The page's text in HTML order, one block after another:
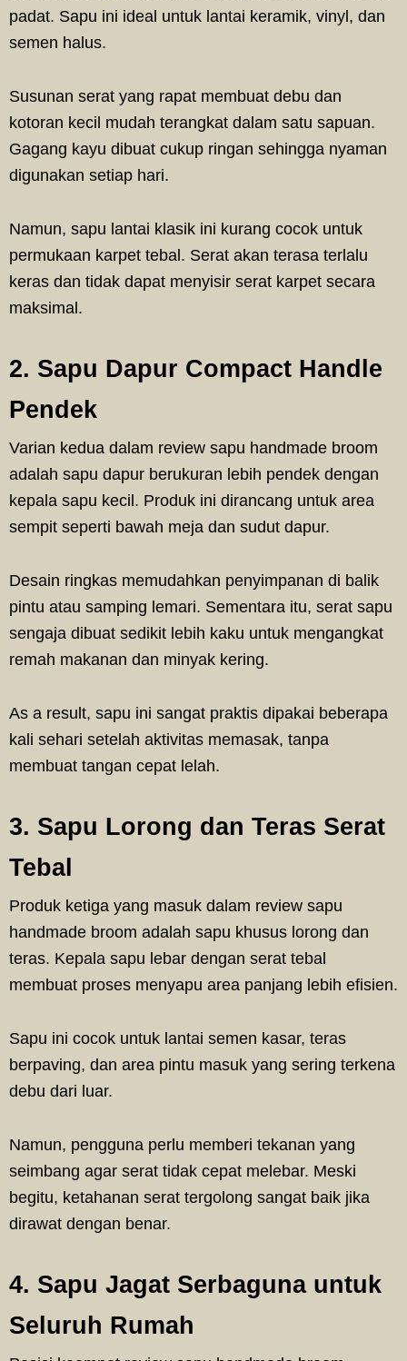
padat. Sapu ini ideal untuk lantai keramik, vinyl, dan
semen halus.
Susunan serat yang rapat membuat debu dan
kotoran kecil mudah terangkat dalam satu sapuan.
Gagang kayu dibuat cukup ringan sehingga nyaman
digunakan setiap hari.
Namun, sapu lantai klasik ini kurang cocok untuk
permukaan karpet tebal. Serat akan terasa terlalu
keras dan tidak dapat menyisir serat karpet secara
maksimal.
2. Sapu Dapur Compact Handle
Pendek
Varian kedua dalam review sapu handmade broom
adalah sapu dapur berukuran lebih pendek dengan
kepala sapu kecil. Produk ini dirancang untuk area
sempit seperti bawah meja dan sudut dapur.
Desain ringkas memudahkan penyimpanan di balik
pintu atau samping lemari. Sementara itu, serat sapu
sengaja dibuat sedikit lebih kaku untuk mengangkat
remah makanan dan minyak kering.
As a result, sapu ini sangat praktis dipakai beberapa
kali sehari setelah aktivitas memasak, tanpa
membuat tangan cepat lelah.
3. Sapu Lorong dan Teras Serat
Tebal
Produk ketiga yang masuk dalam review sapu
handmade broom adalah sapu khusus lorong dan
teras. Kepala sapu lebar dengan serat tebal
membuat proses menyapu area panjang lebih efisien.
Sapu ini cocok untuk lantai semen kasar, teras
berpaving, dan area pintu masuk yang sering terkena
debu dari luar.
Namun, pengguna perlu memberi tekanan yang
seimbang agar serat tidak cepat melebar. Meski
begitu, ketahanan serat tergolong sangat baik jika
dirawat dengan benar.
4. Sapu Jagat Serbaguna untuk
Seluruh Rumah